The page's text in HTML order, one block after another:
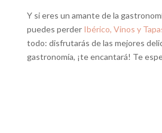
Y si eres un amante de la
puedes perder Ibérico, Vinos y
todo: disfrutarás de las mejores
gastronomía, ¡te encantará! Te